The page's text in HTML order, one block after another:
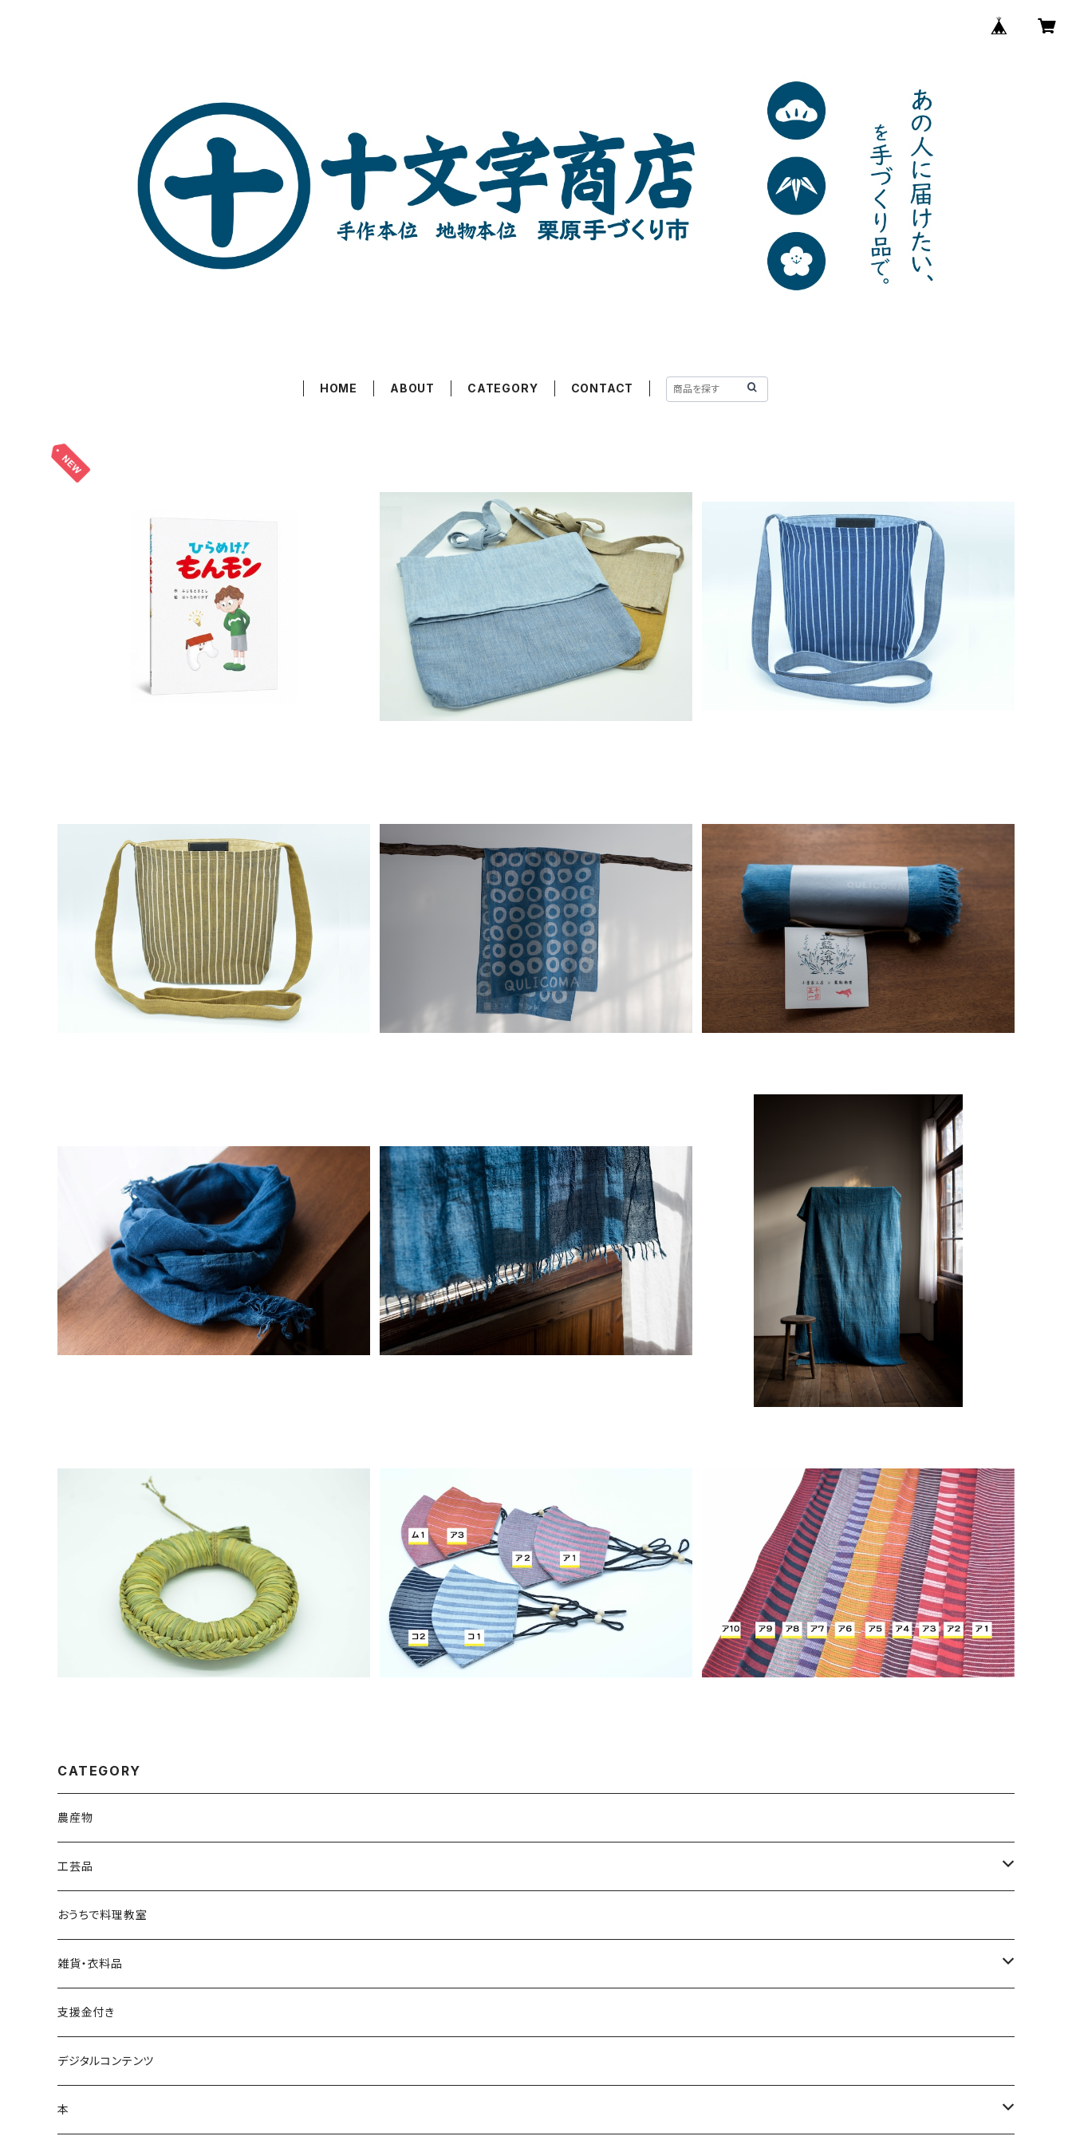
HOME ABOUT CATEGORY CONTACT
絵本『ひらめけ！もんモン』
¥2,420
若柳地織サコッシュ kakushi
¥5,520
若柳地織サコッシュ otoshi（青）
¥6,040
若柳地織サコッシュ otoshi（黄）
¥6,040
正藍冷染×栗駒商店 手ぬぐい 【藍玉 オーガニックコッ
トン】 DYr4 数量限定
¥6,000
正藍冷染×栗駒商店 ストール 【無地 オーガニックコッ
トン】ガーゼ DYr6 数量限定
¥25,000
正藍冷染×栗駒商店 ストール 【無地 カディ】厚地 (濃)
DYr6 数量限定
¥25,000
正藍冷染×栗駒商店 ストール 【無地 カディ】厚地 (淡)
DYr6 数量限定
¥20,000
正藍冷染×栗駒商店 ブランケット 【無地 カディ】DYr4
数量限定
¥40,000
釜台（鍋敷き）
若柳地織マスク
¥1,760
若柳地織布１ｍ【赤系（縞）】
¥2,200
SOLD OUT
CATEGORY
農産物
工芸品
若柳地織
正藍冷染
藁細工
釜台（鍋敷き）
しめ縄・しめ飾り
畳
麦わら
おうちで料理教室
雑貨・衣料品
アウトドアスプレー
マスク
Ｔシャツ
支援金付き
デジタルコンテンツ
本